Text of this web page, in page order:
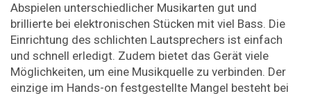
Abspielen unterschiedlicher Musikarten gut und
brillierte bei elektronischen Stücken mit viel Bass. Die
Einrichtung des schlichten Lautsprechers ist einfach
und schnell erledigt. Zudem bietet das Gerät viele
Möglichkeiten, um eine Musikquelle zu verbinden. Der
einzige im Hands-on festgestellte Mangel besteht bei